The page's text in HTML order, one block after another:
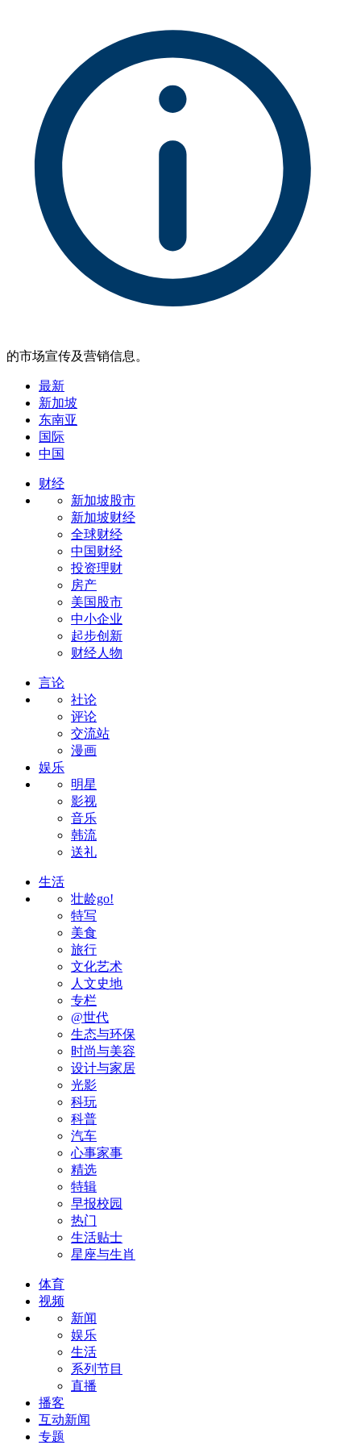
的市场宣传及营销信息。
最新
新加坡
东南亚
国际
中国
财经
新加坡股市
新加坡财经
全球财经
中国财经
投资理财
房产
美国股市
中小企业
起步创新
财经人物
言论
社论
评论
交流站
漫画
娱乐
明星
影视
音乐
韩流
送礼
生活
壮龄go!
特写
美食
旅行
文化艺术
人文史地
专栏
@世代
生态与环保
时尚与美容
设计与家居
光影
科玩
科普
汽车
心事家事
精选
特辑
早报校园
热门
生活贴士
星座与生肖
体育
视频
新闻
娱乐
生活
系列节目
直播
播客
互动新闻
专题